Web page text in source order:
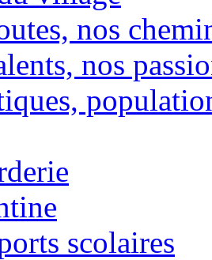
nos
nos
scolaires